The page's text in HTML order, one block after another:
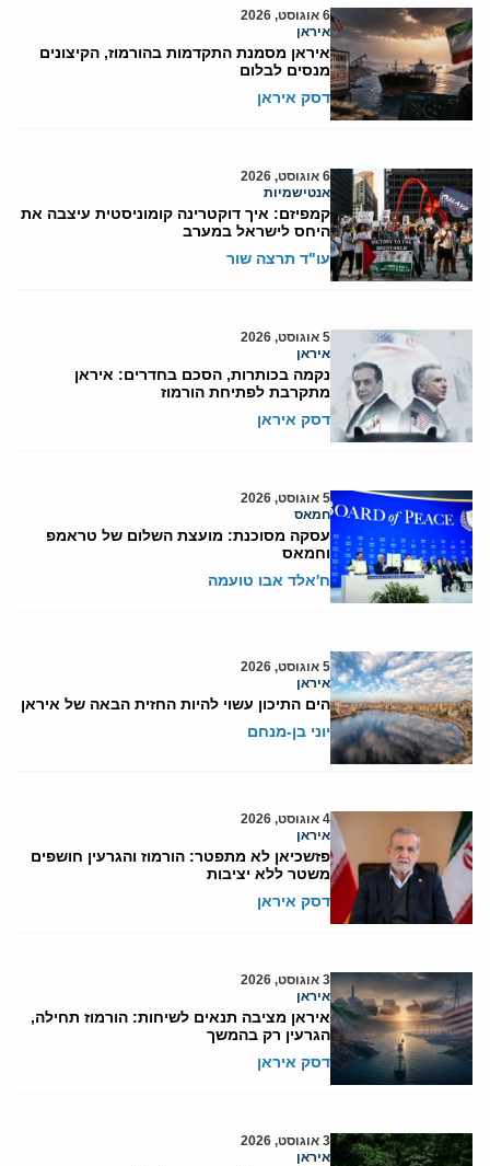
6 אוגוסט, 2026
איראן
איראן מסמנת התקדמות בהורמוז, הקיצונים
מנסים לבלום
דסק איראן
6 אוגוסט, 2026
אנטישמיות
קמפיזם: איך דוקטרינה קומוניסטית עיצבה את
היחס לישראל במערב
עו"ד תרצה שור
5 אוגוסט, 2026
איראן
נקמה בכותרות, הסכם בחדרים: איראן
מתקרבת לפתיחת הורמוז
דסק איראן
5 אוגוסט, 2026
חמאס
עסקה מסוכנת: מועצת השלום של טראמפ
וחמאס
ח'אלד אבו טועמה
5 אוגוסט, 2026
איראן
הים התיכון עשוי להיות החזית הבאה של איראן
יוני בן-מנחם
4 אוגוסט, 2026
איראן
פזשכיאן לא מתפטר: הורמוז והגרעין חושפים
משטר ללא יציבות
דסק איראן
3 אוגוסט, 2026
איראן
איראן מציבה תנאים לשיחות: הורמוז תחילה,
הגרעין רק בהמשך
דסק איראן
3 אוגוסט, 2026
איראן